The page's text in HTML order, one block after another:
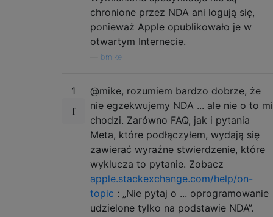
chronione przez NDA ani logują się,
ponieważ Apple opublikowało je w
otwartym Internecie.
bmike
1
@mike, rozumiem bardzo dobrze, że
nie egzekwujemy NDA ... ale nie o to mi
chodzi. Zarówno FAQ, jak i pytania
Meta, które podłączyłem, wydają się
zawierać wyraźne stwierdzenie, które
wyklucza to pytanie. Zobacz
apple.stackexchange.com/help/on-
topic : „Nie pytaj o ... oprogramowanie
udzielone tylko na podstawie NDA”.